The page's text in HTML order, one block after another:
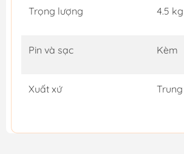
Trọng lượng 4.5 kg
Pin và sạc Kèm
Xuất xứ